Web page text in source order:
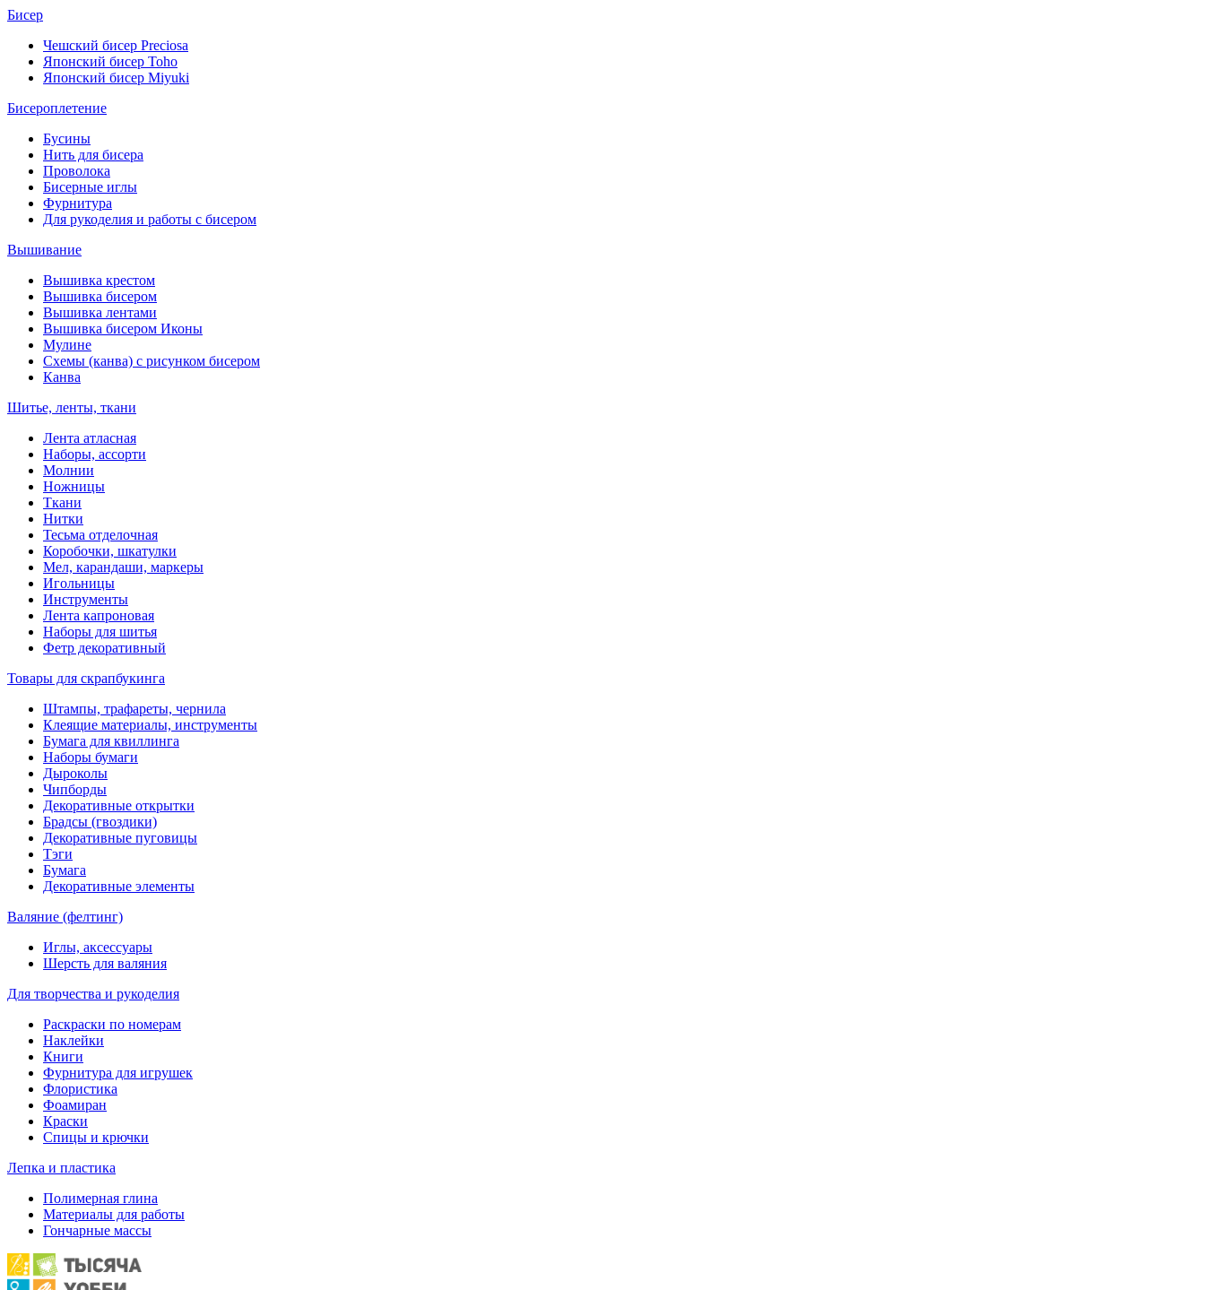
Бисер
Чешский бисер Preciosa
Японский бисер Toho
Японский бисер Miyuki
Бисероплетение
Бусины
Нить для бисера
Проволока
Бисерные иглы
Фурнитура
Для рукоделия и работы с бисером
Вышивание
Вышивка крестом
Вышивка бисером
Вышивка лентами
Вышивка бисером Иконы
Мулине
Схемы (канва) с рисунком бисером
Канва
Шитье, ленты, ткани
Лента атласная
Наборы, ассорти
Молнии
Ножницы
Ткани
Нитки
Тесьма отделочная
Коробочки, шкатулки
Мел, карандаши, маркеры
Игольницы
Инструменты
Лента капроновая
Наборы для шитья
Фетр декоративный
Товары для скрапбукинга
Штампы, трафареты, чернила
Клеящие материалы, инструменты
Бумага для квиллинга
Наборы бумаги
Дыроколы
Чипборды
Декоративные открытки
Брадсы (гвоздики)
Декоративные пуговицы
Тэги
Бумага
Декоративные элементы
Валяние (фелтинг)
Иглы, аксессуары
Шерсть для валяния
Для творчества и рукоделия
Раскраски по номерам
Наклейки
Книги
Фурнитура для игрушек
Флористика
Фоамиран
Краски
Спицы и крючки
Лепка и пластика
Полимерная глина
Материалы для работы
Гончарные массы